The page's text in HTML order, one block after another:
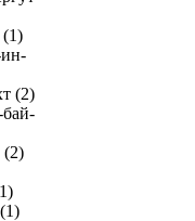
(2)
(2)